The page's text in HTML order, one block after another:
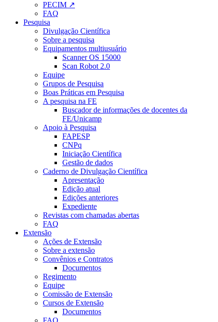
PECIM ↗
FAQ
Pesquisa
Divulgação Científica
Sobre a pesquisa
Equipamentos multiusuário
Scanner OS 15000
Scan Robot 2.0
Equipe
Grupos de Pesquisa
Boas Práticas em Pesquisa
A pesquisa na FE
Buscador de informações de docentes da
FE/Unicamp
Apoio à Pesquisa
FAPESP
CNPq
Iniciação Científica
Gestão de dados
Caderno de Divulgação Científica
Apresentação
Edição atual
Edições anteriores
Expediente
Revistas com chamadas abertas
FAQ
Extensão
Ações de Extensão
Sobre a extensão
Convênios e Contratos
Documentos
Regimento
Equipe
Comissão de Extensão
Cursos de Extensão
Documentos
FAQ